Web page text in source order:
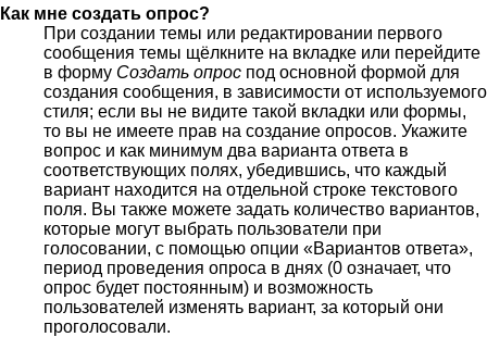
Как мне создать опрос?
При создании темы или редактировании первого
сообщения темы щёлкните на вкладке или перейдите
в форму Создать опрос под основной формой для
создания сообщения, в зависимости от используемого
стиля; если вы не видите такой вкладки или формы,
то вы не имеете прав на создание опросов. Укажите
вопрос и как минимум два варианта ответа в
соответствующих полях, убедившись, что каждый
вариант находится на отдельной строке текстового
поля. Вы также можете задать количество вариантов,
которые могут выбрать пользователи при
голосовании, с помощью опции «Вариантов ответа»,
период проведения опроса в днях (0 означает, что
опрос будет постоянным) и возможность
пользователей изменять вариант, за который они
проголосовали.